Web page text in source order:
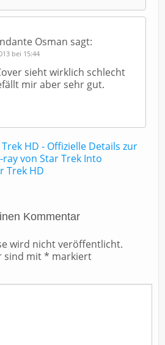
Osman sagt:
bei 15:44
sieht wirklich schlecht
mir aber sehr gut.
HD - Offizielle Details zur
von Star Trek Into
Trek HD
Kommentar
wird nicht veröffentlicht.
sind mit* markiert